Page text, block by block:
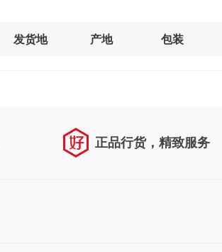
发货地 产地 包装
正品行货，精致服务